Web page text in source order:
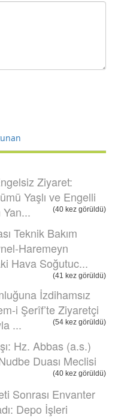
Ziyaret:
Yaşlı ve Engelli
(40 kez görüldü)
Teknik Bakım
Haremeyn
Hava Soğutuc...
(41 kez görüldü)
İzdihamsız
i Şerîf’te Ziyaretçi
...
(54 kez görüldü)
Hz. Abbas (a.s.)
Duası Meclisi
(40 kez görüldü)
Sonrası Envanter
Depo İşleri